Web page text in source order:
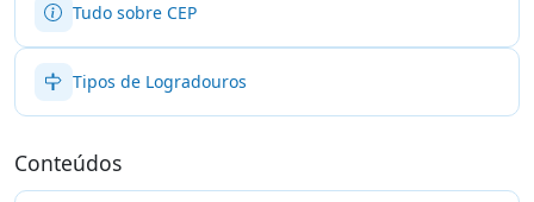
Tudo sobre CEP
Tipos de Logradouros
Conteúdos